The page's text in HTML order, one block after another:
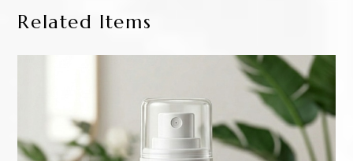
Related Items